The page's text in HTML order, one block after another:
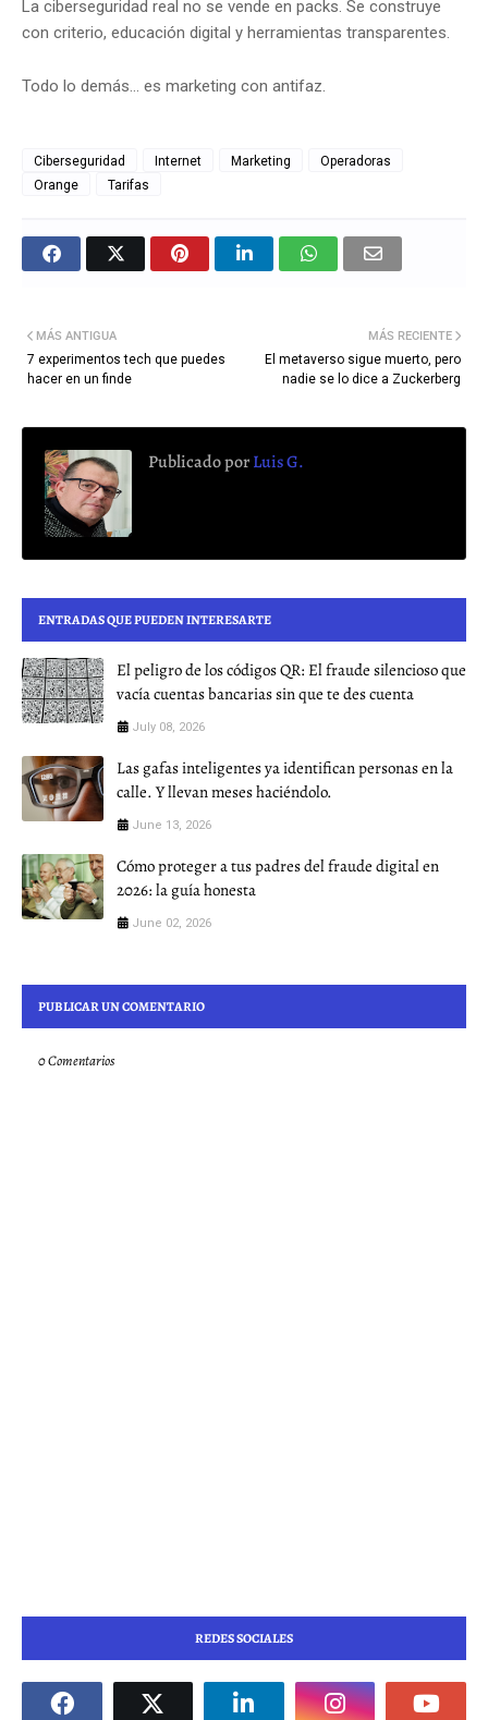
La ciberseguridad real no se vende en packs. Se construye
con criterio, educación digital y herramientas transparentes.
Todo lo demás… es marketing con antifaz.
Ciberseguridad Internet Marketing
Operadoras
Orange
Tarifas
MÁS RECIENTE
El metaverso sigue muerto, pero
nadie se lo dice a Zuckerberg
MÁS ANTIGUA
7 experimentos tech que puedes
hacer en un finde
Publicado porLuis G.
ENTRADAS QUE PUEDEN INTERESARTE
El peligro de los códigos QR: El fraude silencioso que
vacía cuentas bancarias sin que te des cuenta
July 08, 2026
Las gafas inteligentes ya identifican personas en la
calle. Y llevan meses haciéndolo.
June 13, 2026
Cómo proteger a tus padres del fraude digital en
2026: la guía honesta
June 02, 2026
PUBLICAR UN COMENTARIO
0 Comentarios
REDES SOCIALES